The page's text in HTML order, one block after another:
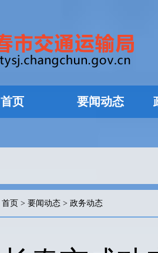
首页 要闻动态
首页 > 要闻动态 > 政务动态